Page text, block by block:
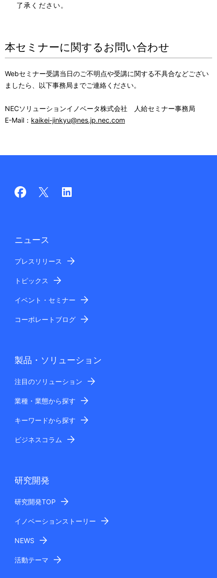
了承ください。
本セミナーに関するお問い合わせ
Webセミナー受講当日のご不明点や受講に関する不具合などござい
ましたら、以下事務局までご連絡ください。
NECソリューションイノベータ株式会社 人給セミナー事務局
E-Mail： kaikei-jinkyu@nes.jp.nec.com
ニュース
プレスリリース
トピックス
イベント・セミナー
コーポレートブログ
製品・ソリューション
注目のソリューション
業種・業態から探す
キーワードから探す
ビジネスコラム
研究開発
研究開発TOP
イノベーションストーリー
NEWS
活動テーマ